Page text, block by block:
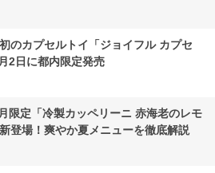
のカプセルトイ「ジョイフル カプセ
2日に都内限定発売
限定「冷製カッペリーニ 赤海老のレモ
登場！爽やか夏メニューを徹底解説